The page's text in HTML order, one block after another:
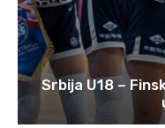
Srbija U18 –